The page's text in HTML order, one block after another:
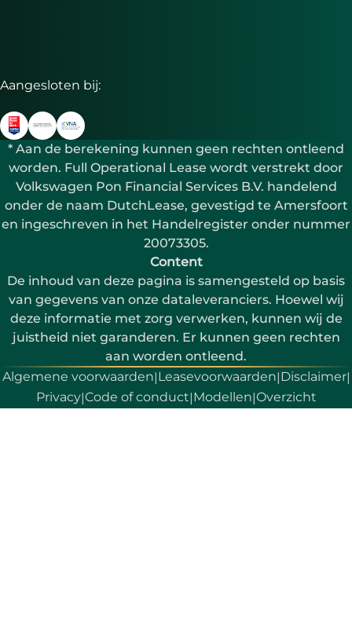
Aangesloten bij:
* Aan de berekening kunnen geen rechten ontleend
worden. Full Operational Lease wordt verstrekt door
Volkswagen Pon Financial Services B.V. handelend
onder de naam DutchLease, gevestigd te Amersfoort
en ingeschreven in het Handelregister onder nummer
20073305.
Content
De inhoud van deze pagina is samengesteld op basis
van gegevens van onze dataleveranciers. Hoewel wij
deze informatie met zorg verwerken, kunnen wij de
juistheid niet garanderen. Er kunnen geen rechten
aan worden ontleend.
Algemene voorwaarden|Leasevoorwaarden|Disclaimer|
Privacy|Code of conduct|Modellen|Overzicht